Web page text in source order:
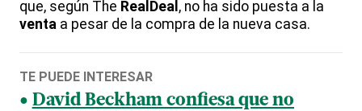
que, según The RealDeal , no ha sido puesta a la
venta a pesar de la compra de la nueva casa.
TE PUEDE INTERESAR
David Beckham confiesa que no